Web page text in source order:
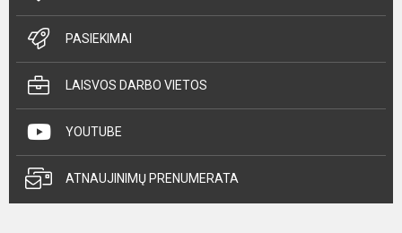
PASIEKIMAI
LAISVOS DARBO VIETOS
YOUTUBE
ATNAUJINIMŲ PRENUMERATA